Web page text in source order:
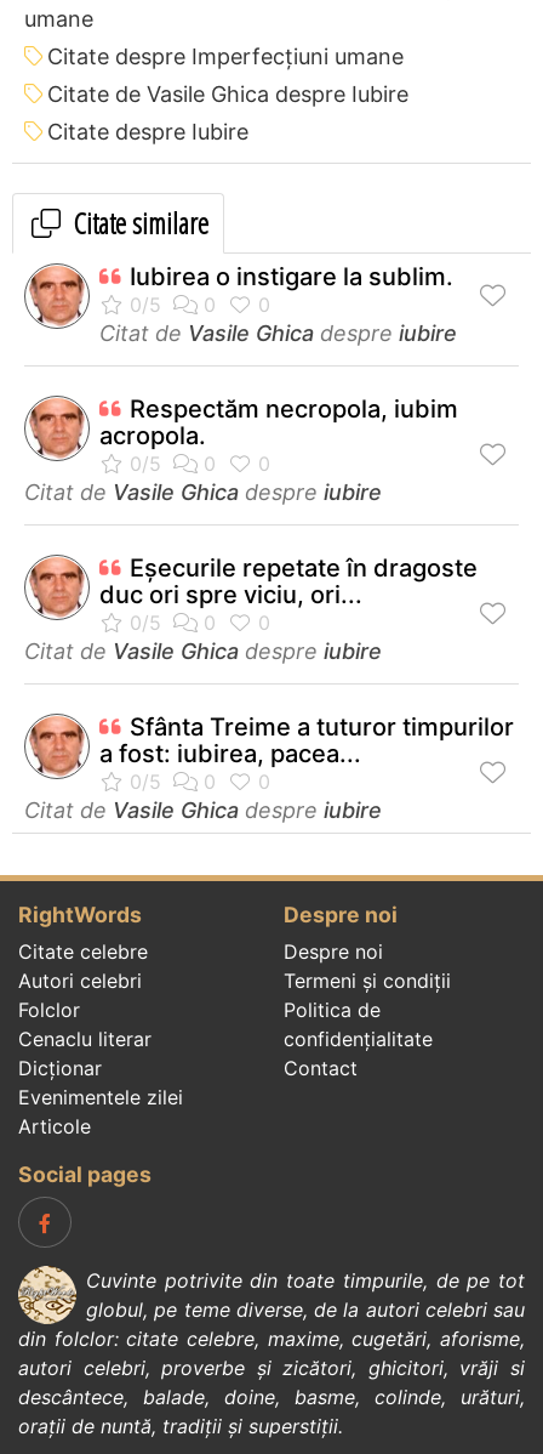
umane
Citate despre Imperfecțiuni umane
Citate de Vasile Ghica despre Iubire
Citate despre Iubire
Citate similare
Iubirea o instigare la sublim.
Citat de Vasile Ghica despre iubire
Respectăm necropola, iubim
acropola.
Citat de Vasile Ghica despre iubire
Eșecurile repetate în dragoste
duc ori spre viciu, ori...
Citat de Vasile Ghica despre iubire
Sfânta Treime a tuturor timpurilor
a fost: iubirea, pacea...
Citat de Vasile Ghica despre iubire
RightWords
Citate celebre
Autori celebri
Folclor
Cenaclu literar
Dicționar
Evenimentele zilei
Articole
Despre noi
Despre noi
Termeni și condiții
Politica de
confidenţialitate
Contact
Social pages
Cuvinte potrivite din toate timpurile, de pe tot
globul, pe teme diverse, de la autori celebrisau
din folclor:citate celebre, maxime,cugetări,aforisme,
autori celebri,proverbe și zicători, ghicitori, vrăji si
descântece, balade, doine, basme, colinde, urături,
orații de nuntă, tradiții și superstiții.